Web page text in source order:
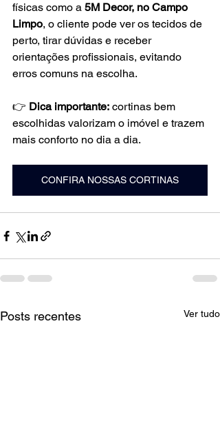
físicas como a 5M Decor, no Campo
Limpo, o cliente pode ver os tecidos de
perto, tirar dúvidas e receber
orientações profissionais, evitando
erros comuns na escolha.
👉 Dica importante: cortinas bem
escolhidas valorizam o imóvel e trazem
mais conforto no dia a dia.
CONFIRA NOSSAS CORTINAS
Posts recentes Ver tudo